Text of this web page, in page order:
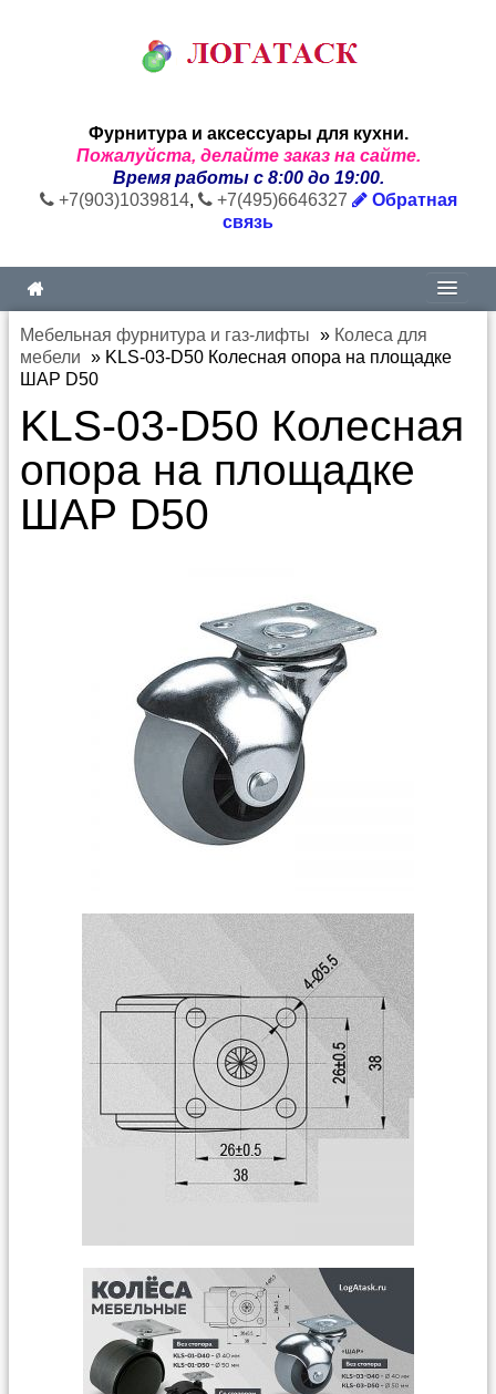
Фурнитура и аксессуары для кухни.
Пожалуйста, делайте заказ на сайте.
Время работы с 8:00 до 19:00.
+7(903)1039814, +7(495)6646327
Обратная
связь
Мебельная фурнитура и газ-лифты » Колеса для
мебели » KLS-03-D50 Колесная опора на площадке
ШАР D50
KLS-03-D50 Колесная
опора на площадке
ШАР D50